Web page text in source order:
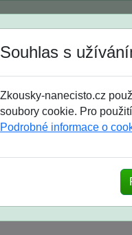
8. třída 9. třída střední
pro žáky 7. tříd
Souhlas s
Zkousky-nanecisto.cz
soubory cookie. Pro
Podrobné informace o